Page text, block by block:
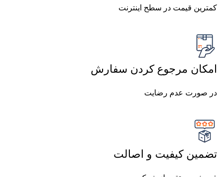
کمترین قیمت در سطح اینترنت
امکان مرجوع کردن سفارش
در صورت عدم رضایت
تضمین کیفیت و اصالت